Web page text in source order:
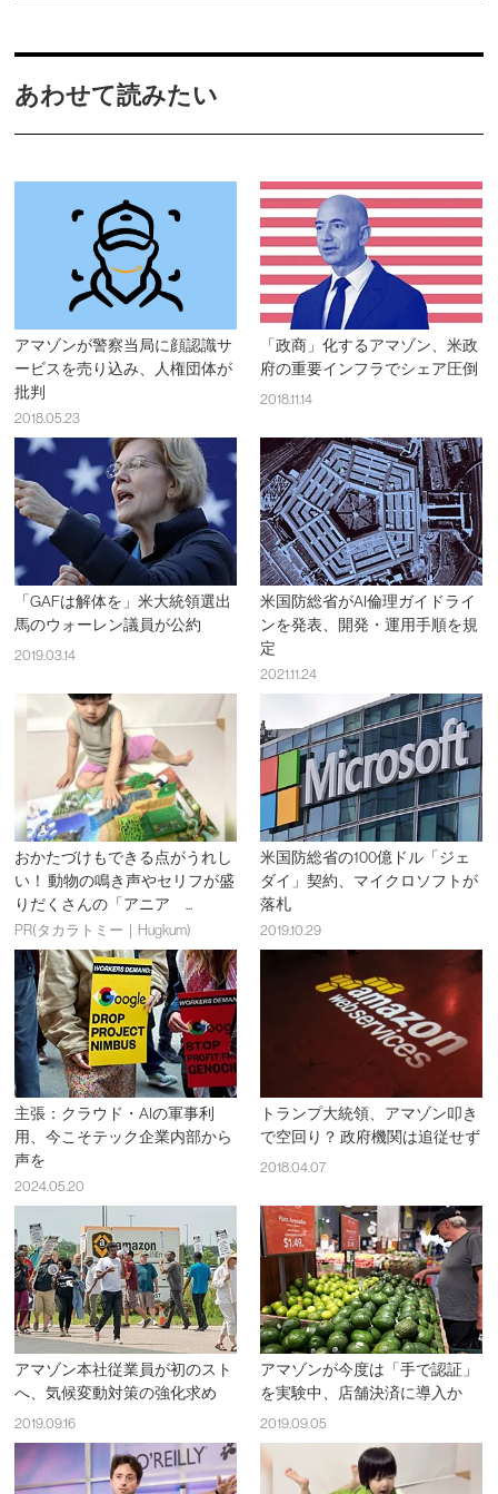
あわせて読みたい
アマゾンが警察当局に顔認識サ
ービスを売り込み、人権団体が
批判
2018.05.23
「政商」化するアマゾン、米政
府の重要インフラでシェア圧倒
2018.11.14
「GAFは解体を」米大統領選出
馬のウォーレン議員が公約
2019.03.14
米国防総省がAI倫理ガイドライ
ンを発表、開発・運用手順を規
定
2021.11.24
おかたづけもできる点がうれし
い！ 動物の鳴き声やセリフが盛
りだくさんの「アニア ...
PR(タカラトミー｜Hugkum)
米国防総省の100億ドル「ジェ
ダイ」契約、マイクロソフトが
落札
2019.10.29
主張：クラウド・AIの軍事利
用、今こそテック企業内部から
声を
2024.05.20
トランプ大統領、アマゾン叩き
で空回り？ 政府機関は追従せず
2018.04.07
アマゾン本社従業員が初のスト
へ、気候変動対策の強化求め
2019.09.16
アマゾンが今度は「手で認証」
を実験中、店舗決済に導入か
2019.09.05